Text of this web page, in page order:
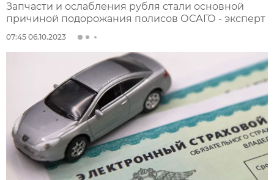
Запчасти и ослабления рубля стали основной
причиной подорожания полисов ОСАГО - эксперт
07:45 06.10.2023